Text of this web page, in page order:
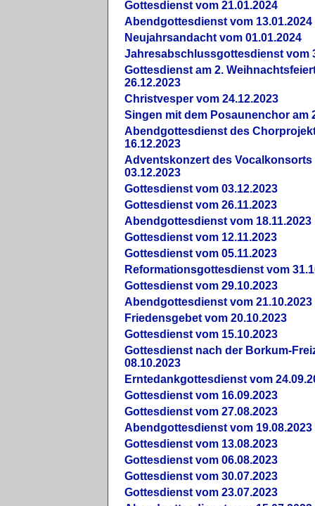
Gottesdienst vom 21.01.2024
Abendgottesdienst vom 13.01.2024
Neujahrsandacht vom 01.01.2024
Jahresabschlussgottesdienst vom
Gottesdienst am 2.
26.12.2023
Christvesper vom 24.12.2023
Singen mit dem Posaunenchor am
Abendgottesdienst des
16.12.2023
Adventskonzert des Vocalkonsorts
03.12.2023
Gottesdienst vom 03.12.2023
Gottesdienst vom 26.11.2023
Abendgottesdienst vom 18.11.2023
Gottesdienst vom 12.11.2023
Gottesdienst vom 05.11.2023
Reformationsgottesdienst vom
Gottesdienst vom 29.10.2023
Abendgottesdienst vom 21.10.2023
Friedensgebet vom 20.10.2023
Gottesdienst vom 15.10.2023
Gottesdienst nach der Borkum-
08.10.2023
Erntedankgottesdienst vom
Gottesdienst vom 16.09.2023
Gottesdienst vom 27.08.2023
Abendgottesdienst vom 19.08.2023
Gottesdienst vom 13.08.2023
Gottesdienst vom 06.08.2023
Gottesdienst vom 30.07.2023
Gottesdienst vom 23.07.2023